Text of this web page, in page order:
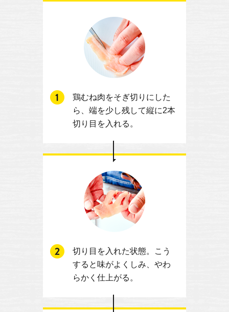
鶏むね肉をそぎ切りにした
ら、端を少し残して縦に2本
切り目を入れる。
切り目を入れた状態。こう
すると味がよくしみ、やわ
らかく仕上がる。